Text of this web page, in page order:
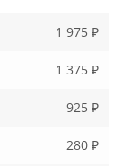
1 975 ₽
1 375 ₽
925 ₽
280 ₽